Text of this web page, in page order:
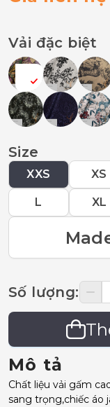
Vải đặc biệt
Size
XXS XS
L XL
Số lượng:
Mô tả
Chất liệu vải gấm
sang trọng,chiếc áo